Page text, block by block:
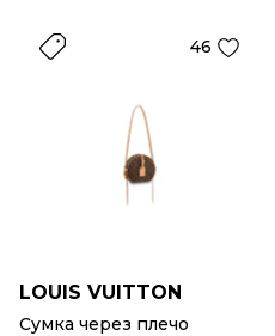
46
LOUIS VUITTON
Сумка через плечо